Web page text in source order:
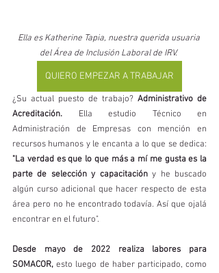
Ella es Katherine Tapia, nuestra querida usuaria
del Área de Inclusión Laboral de IRV.
QUIERO EMPEZAR A TRABAJAR
¿Su actual puesto de trabajo? Administrativo de
Acreditación. Ella estudio Técnico en
Administración de Empresas con mención en
"La verdad es que lo que más a mí me gusta es la
parte de selección y capacitación y he buscado
algún curso adicional que hacer respecto de esta
área pero no he encontrado todavía. Así que ojalá
encontrar en el futuro".
Desde mayo de 2022 realiza labores para
SOMACOR, esto luego de haber participado, como